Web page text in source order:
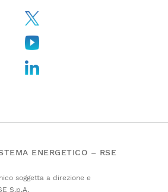
ENERGETICO – RSE
soggetta a direzione e
S.p.A.